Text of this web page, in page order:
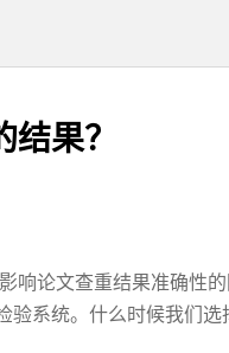
果？
论文查重结果准确性的
系统。什么时候我们